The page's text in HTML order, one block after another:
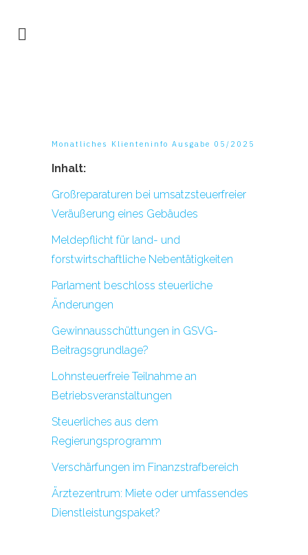
Monatliches Klienteninfo Ausgabe 05/2025
Inhalt:
Großreparaturen bei umsatzsteuerfreier
Veräußerung eines Gebäudes
Meldepflicht für land- und
forstwirtschaftliche Nebentätigkeiten
Parlament beschloss steuerliche
Änderungen
Gewinnausschüttungen in GSVG-
Beitragsgrundlage?
Lohnsteuerfreie Teilnahme an
Betriebsveranstaltungen
Steuerliches aus dem
Regierungsprogramm
Verschärfungen im Finanzstrafbereich
Ärztezentrum: Miete oder umfassendes
Dienstleistungspaket?